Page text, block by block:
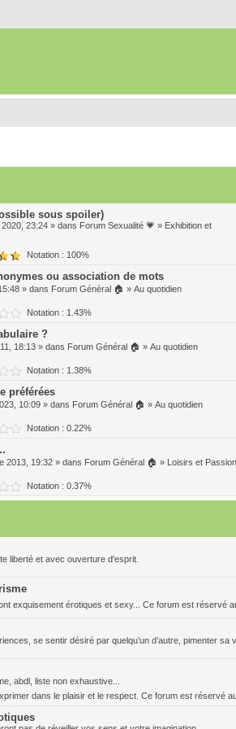
sous spoiler)
2020, 23:24 » dans Forum Sexualité 💗 » Exhibition et
Notation : 100%
ou association de mots
» dans Forum Général 🏠 » Au quotidien
Notation : 1.43%
?
18:13 » dans Forum Général 🏠 » Au quotidien
Notation : 1.38%
préférées
10:09 » dans Forum Général 🏠 » Au quotidien
Notation : 0.22%
2013, 19:32 » dans Forum Général 🏠 » Loisirs et
Notation : 0.37%
liberté et avec ouverture d'esprit.
exquisement érotiques et sexy... Ce forum est réservé
se sentir désiré par quelqu’un d’autre, pimenter sa
abdl, liste non exhaustive...
dans le plaisir et le respect. Ce forum est réservé